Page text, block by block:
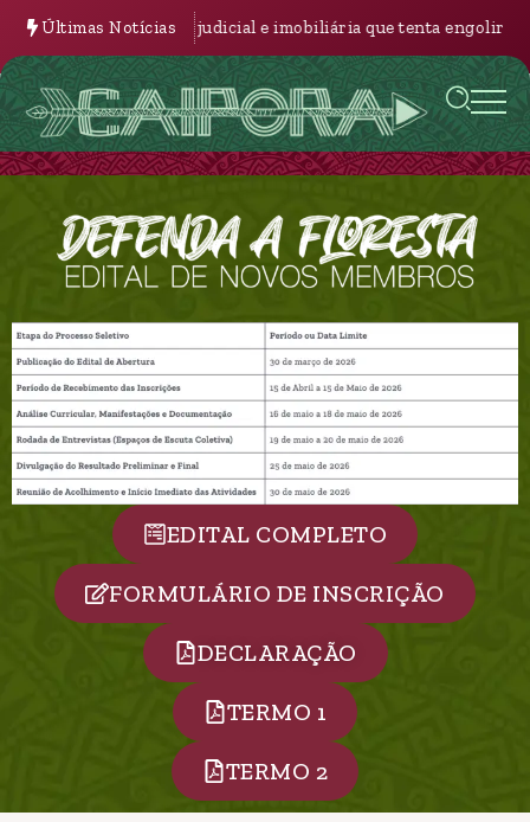
Últimas Notícias
A Engrenagem judicial e imobiliária que tenta engolir a
EDITAL COMPLETO
FORMULÁRIO DE INSCRIÇÃO
DECLARAÇÃO
TERMO 1
TERMO 2